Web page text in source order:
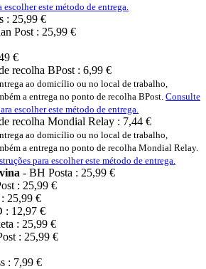
escolher este método de entrega.
: 25,99 €
Post : 25,99 €
€
recolha BPost : 6,99 €
ao domicílio ou no local de trabalho,
a entrega no ponto de recolha BPost. Consulte
escolher este método de entrega.
recolha Mondial Relay : 7,44 €
ao domicílio ou no local de trabalho,
a entrega no ponto de recolha Mondial Relay.
para escolher este método de entrega.
- BH Posta : 25,99 €
: 25,99 €
25,99 €
: 12,97 €
: 25,99 €
: 25,99 €
: 7,99 €